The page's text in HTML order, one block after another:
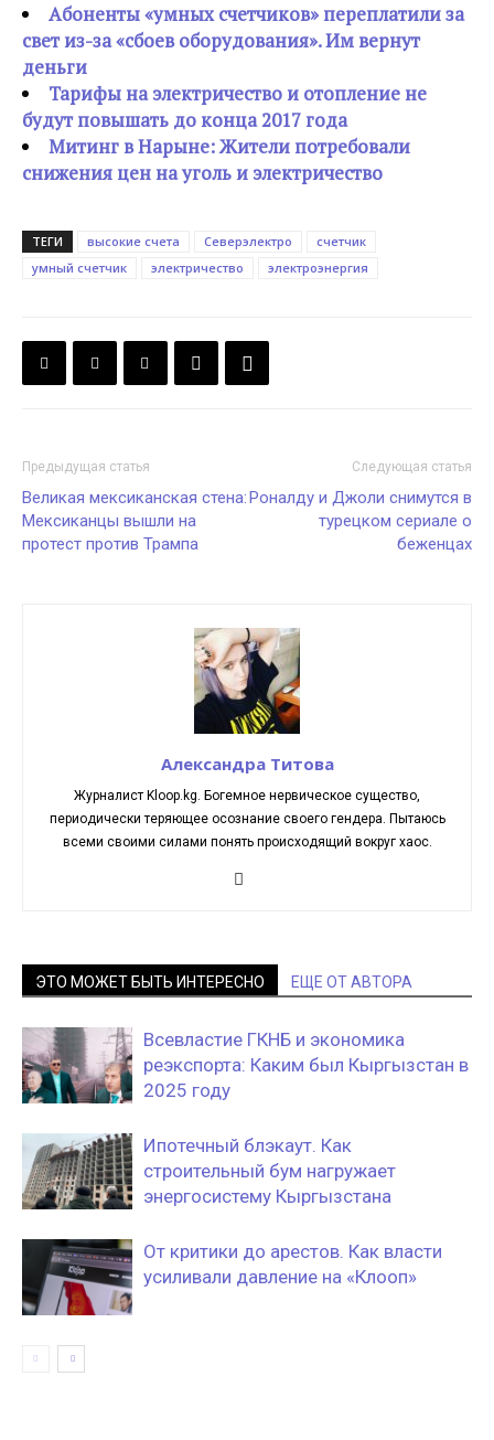
Абоненты «умных счетчиков» переплатили за
свет из-за «сбоев оборудования». Им вернут
деньги
Тарифы на электричество и отопление не
будут повышать до конца 2017 года
Митинг в Нарыне: Жители потребовали
снижения цен на уголь и электричество
ТЕГИ высокие счета Северэлектро
счетчик
умный счетчик
электричество электроэнергия
Предыдущая статья
Великая мексиканская стена:
Мексиканцы вышли на
протест против Трампа
Следующая статья
Роналду и Джоли снимутся в
турецком сериале о
беженцах
Александра Титова
Журналист Kloop.kg. Богемное нервическое существо,
периодически теряющее осознание своего гендера. Пытаюсь
всеми своими силами понять происходящий вокруг хаос.
ЭТО МОЖЕТ БЫТЬ ИНТЕРЕСНО ЕЩЕ ОТ АВТОРА
Всевластие ГКНБ и экономика
реэкспорта: Каким был Кыргызстан в
2025 году
Ипотечный блэкаут. Как
строительный бум нагружает
энергосистему Кыргызстана
От критики до арестов. Как власти
усиливали давление на «Клооп»